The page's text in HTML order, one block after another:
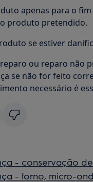
apenas para o
produto pretendido.
se estiver
ou reparo não
se não for feito
necessário é
- conservação
- forno, micro-